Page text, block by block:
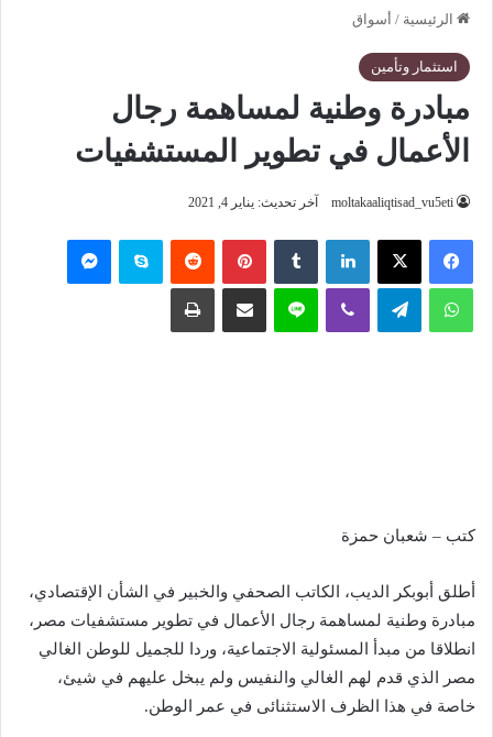
الرئيسية / أسواق
استثمار وتأمين
مبادرة وطنية لمساهمة رجال
الأعمال في تطوير المستشفيات
moltakaaliqtisad_vu5eti آخر تحديث: يناير 4, 2021
فيسبوك ‫X لينكدإن بينتيريست سكايب
واتساب تيلقرام لاين
كتب – شعبان حمزة
أطلق أبوبكر الديب، الكاتب الصحفي والخبير في الشأن الإقتصادي،
مبادرة وطنية لمساهمة رجال الأعمال في تطوير مستشفيات مصر،
انطلاقا من مبدأ المسئولية الاجتماعية، وردا للجميل للوطن الغالي
مصر الذي قدم لهم الغالي والنفيس ولم يبخل عليهم في شيئ،
خاصة في هذا الظرف الاستثنائى في عمر الوطن.